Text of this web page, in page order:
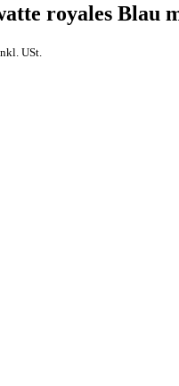
royales Blau
USt.